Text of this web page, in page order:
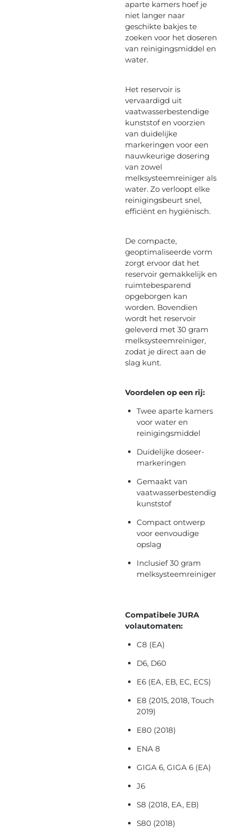
aparte kamers hoef je
niet langer naar
geschikte bakjes te
zoeken voor het doseren
van reinigingsmiddel en
water.
Het reservoir is
vervaardigd uit
vaatwasserbestendige
kunststof en voorzien
van duidelijke
markeringen voor een
nauwkeurige dosering
van zowel
melksysteemreiniger als
water. Zo verloopt elke
reinigingsbeurt snel,
efficiënt en hygiënisch.
De compacte,
geoptimaliseerde vorm
zorgt ervoor dat het
reservoir gemakkelijk en
ruimtebesparend
opgeborgen kan
worden. Bovendien
wordt het reservoir
geleverd met 30 gram
melksysteemreiniger,
zodat je direct aan de
slag kunt.
Voordelen op een rij:
Twee aparte kamers
voor water en
reinigingsmiddel
Duidelijke doseer­
markeringen
Gemaakt van
vaatwasserbestendig
kunststof
Compact ontwerp
voor eenvoudige
opslag
Inclusief 30 gram
melksysteemreiniger
Compatibele JURA
volautomaten:
C8 (EA)
D6, D60
E6 (EA, EB, EC, ECS)
E8 (2015, 2018, Touch
2019)
E80 (2018)
ENA 8
GIGA 6, GIGA 6 (EA)
J6
S8 (2018, EA, EB)
S80 (2018)